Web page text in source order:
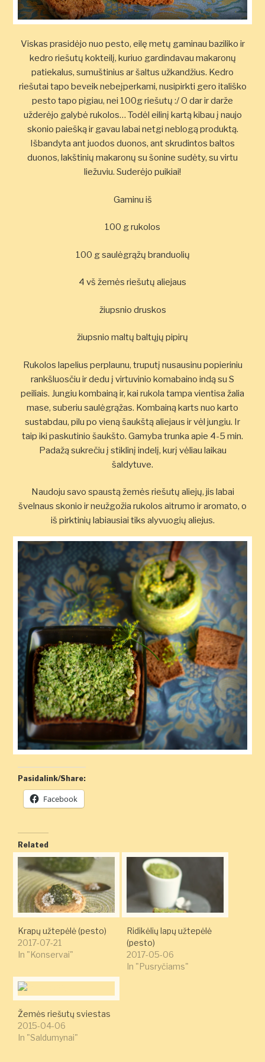
Viskas prasidėjo nuo pesto, eilę metų gaminau baziliko ir
kedro riešutų kokteilį, kuriuo gardindavau makaronų
patiekalus, sumuštinius ar šaltus užkandžius. Kedro
riešutai tapo beveik nebeįperkami, nusipirkti gero itališko
pesto tapo pigiau, nei 100g riešutų :/ O dar ir darže
užderėjo galybė rukolos… Todėl eilinį kartą kibau į naujo
skonio paiešką ir gavau labai netgi neblogą produktą.
Išbandyta ant juodos duonos, ant skrudintos baltos
duonos, lakštinių makaronų su šonine sudėty, su virtu
liežuviu. Suderėjo puikiai!
Gaminu iš
100 g rukolos
100 g saulėgrąžų branduolių
4 vš žemės riešutų aliejaus
žiupsnio druskos
žiupsnio maltų baltųjų pipirų
Rukolos lapelius perplaunu, truputį nusausinu popieriniu
rankšluosčiu ir dedu į virtuvinio komabaino indą su S
peiliais. Jungiu kombainą ir, kai rukola tampa vientisa žalia
mase, suberiu saulėgrąžas. Kombainą karts nuo karto
sustabdau, pilu po vieną šaukštą aliejaus ir vėl jungiu. Ir
taip iki paskutinio šaukšto. Gamyba trunka apie 4-5 min.
Padažą sukrečiu į stiklinį indelį, kurį vėliau laikau
šaldytuve.
Naudoju savo spaustą žemės riešutų aliejų, jis labai
švelnaus skonio ir neužgožia rukolos aitrumo ir aromato, o
iš pirktinių labiausiai tiks alyvuogių aliejus.
Pasidalink/Share:
Facebook
Related
Krapų užtepėlė (pesto)
2017-07-21
In "Konservai"
Ridikėlių lapų užtepėlė
(pesto)
2017-05-06
In "Pusryčiams"
Žemės riešutų sviestas
2015-04-06
In "Saldumynai"